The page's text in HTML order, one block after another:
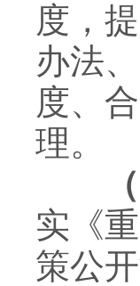
度，
办法
度、
理。
（四
实《
策公